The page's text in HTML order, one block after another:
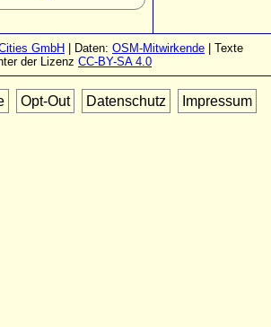
GmbH | Daten: OSM-Mitwirkende | Texte
der Lizenz CC-BY-SA 4.0
Opt-Out Datenschutz Impressum